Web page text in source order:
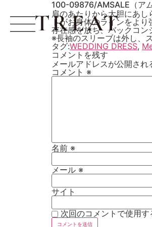
100-09876/AMSALE（アム
肩のあたりから大胆にあ
トがお身体のラインをよ
存在感を放ち、バックコン
※長袖のスリーブは外し、
タグ:WEDDING DRESS,
コメントを残す
メールアドレスが公開され
コメント ※
名前 ※
メール ※
サイト
次回のコメントで使用